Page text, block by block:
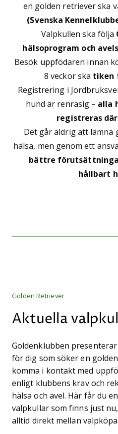
en golden retriever ska
(Svenska
Valpkullen ska följa
hälsoprogram och
Besök uppfödaren innan
8 veckor ska tiken
Registrering i
hund är renrasig – alla
registreras där
Det går aldrig att
hälsa, men genom ett
bättre
hållbart
Golden Retriever
Aktuella
Goldenklubben
för dig som söker en
komma i kontakt med
enligt klubbens krav och
hälsa och avel. Här får du
valpkullar som finns just
alltid direkt mellan